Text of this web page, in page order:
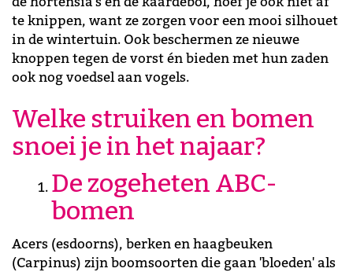
te knippen, want ze zorgen voor een mooi silhouet
in de wintertuin. Ook beschermen ze nieuwe
knoppen tegen de vorst én bieden met hun zaden
ook nog voedsel aan vogels.
Welke struiken en bomen
snoei je in het najaar?
De zogeheten ABC-
bomen
Acers (esdoorns), berken en haagbeuken
(Carpinus) zijn boomsoorten die gaan 'bloeden' als